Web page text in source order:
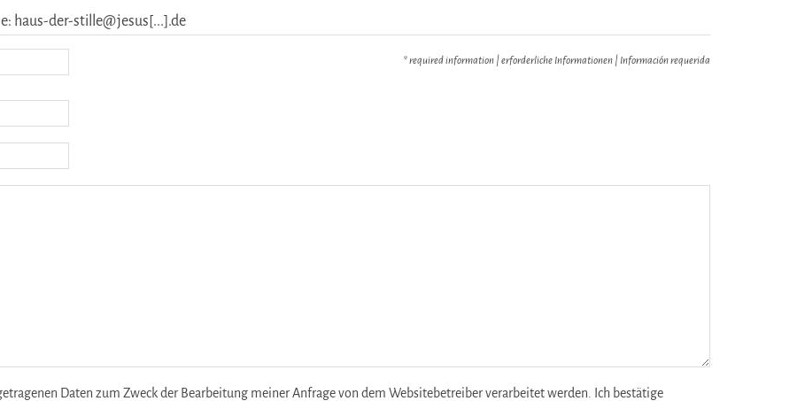
haus-der-stille@jesus[...].de
* required information | erforderliche Informationen | Información requerida
Daten zum Zweck der Bearbeitung meiner Anfrage von dem Websitebetreiber verarbeitet werden. Ich bestätige